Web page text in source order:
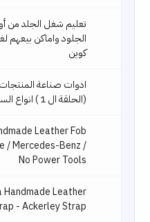
تعليم شغل الجلد من
الجلود واماكن بيعهم
كوين
ادوات صناعة المنتجات
(الحلقة ال 1 ) انواع السنابك
Leather Fob
/ Mercedes-Benz /
No Power Tools
Handmade Leather
- Ackerley Strap